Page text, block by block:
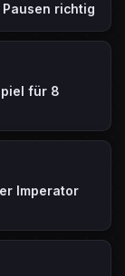
richtig
für 8
Imperator